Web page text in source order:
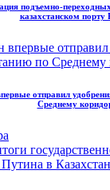
подъемно-
казахстанском
отправил
Среднему